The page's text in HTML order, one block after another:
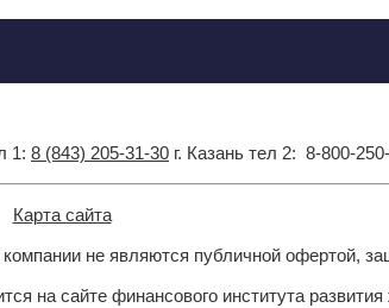
1: 8 (843) 205-31-30 г. Казань тел 2: 8-800-
Карта сайта
не являются публичной офертой,
на сайте финансового института